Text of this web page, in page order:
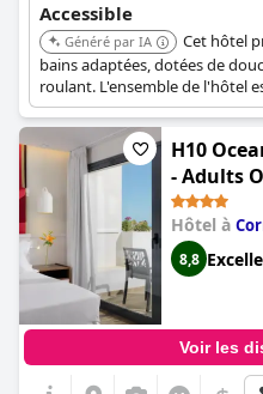
Accessible
Généré par IA
Cet hôtel
bains adaptées, dotées de
roulant. L'ensemble de l'hôtel
avec des chambres de plain-
chaussée. Il n'y a pas de
accès sans entrave à la salle à
comprend un ascenseur.
tennis et des soins de spa.
H10
- Adults
Hôtel à
8,8
Voir les